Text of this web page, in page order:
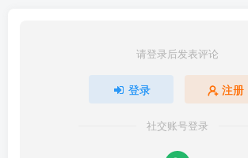
请登录后发表评论
登录 注册
社交账号登录